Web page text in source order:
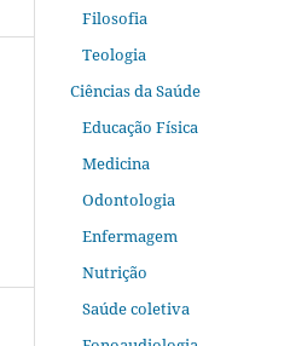
Filosofia
Teologia
Ciências da Saúde
Educação Física
Medicina
Odontologia
Enfermagem
Nutrição
Saúde coletiva